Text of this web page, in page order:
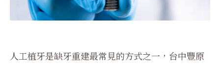
人工植牙是缺牙重建最常見的方式之一，台中豐原